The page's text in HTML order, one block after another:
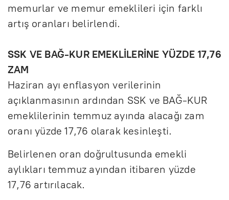
memurlar ve memur emeklileri için farklı
artış oranları belirlendi.
SSK VE BAĞ-KUR EMEKLİLERİNE YÜZDE 17,76
ZAM
Haziran ayı enflasyon verilerinin
açıklanmasının ardından SSK ve BAĞ-KUR
emeklilerinin temmuz ayında alacağı zam
oranı yüzde 17,76 olarak kesinleşti.
Belirlenen oran doğrultusunda emekli
aylıkları temmuz ayından itibaren yüzde
17,76 artırılacak.